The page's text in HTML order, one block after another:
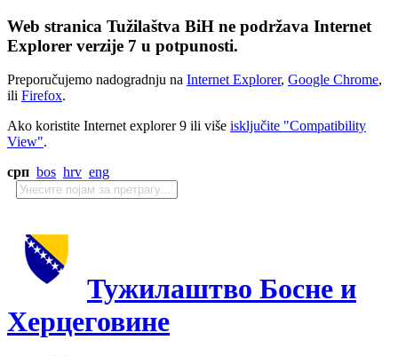
Web stranica Tužilaštva BiH ne podržava Internet
Explorer verzije 7 u potpunosti.
Preporučujemo nadogradnju na Internet Explorer, Google Chrome,
ili Firefox.
Ako koristite Internet explorer 9 ili više isključite "Compatibility
View".
срп bos hrv eng
Тужилаштво Босне и
Херцеговине